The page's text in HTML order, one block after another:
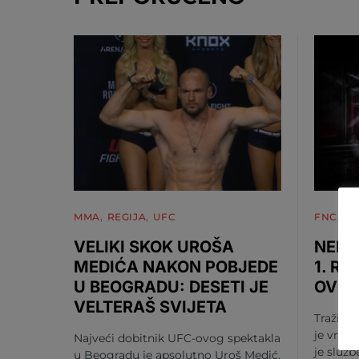
MMA REGIJA UFC
VELIKI SKOK UROŠA
MEDIĆA NAKON POBJEDE
U BEOGRADU: DESETI JE
VELTERAŠ SVIJETA
Najveći dobitnik UFC-ovog spektakla
u Beogradu je apsolutno Uroš Medić.
FNC
1.
OV
Tražili
je
je